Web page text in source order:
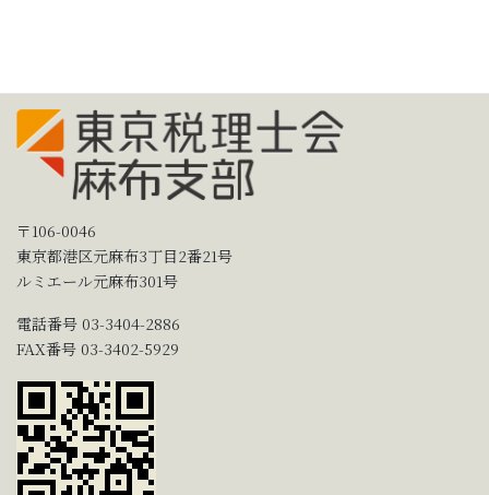
〒106-0046
東京都港区元麻布3丁目2番21号
ルミエール元麻布301号
電話番号 03-3404-2886
FAX番号 03-3402-5929